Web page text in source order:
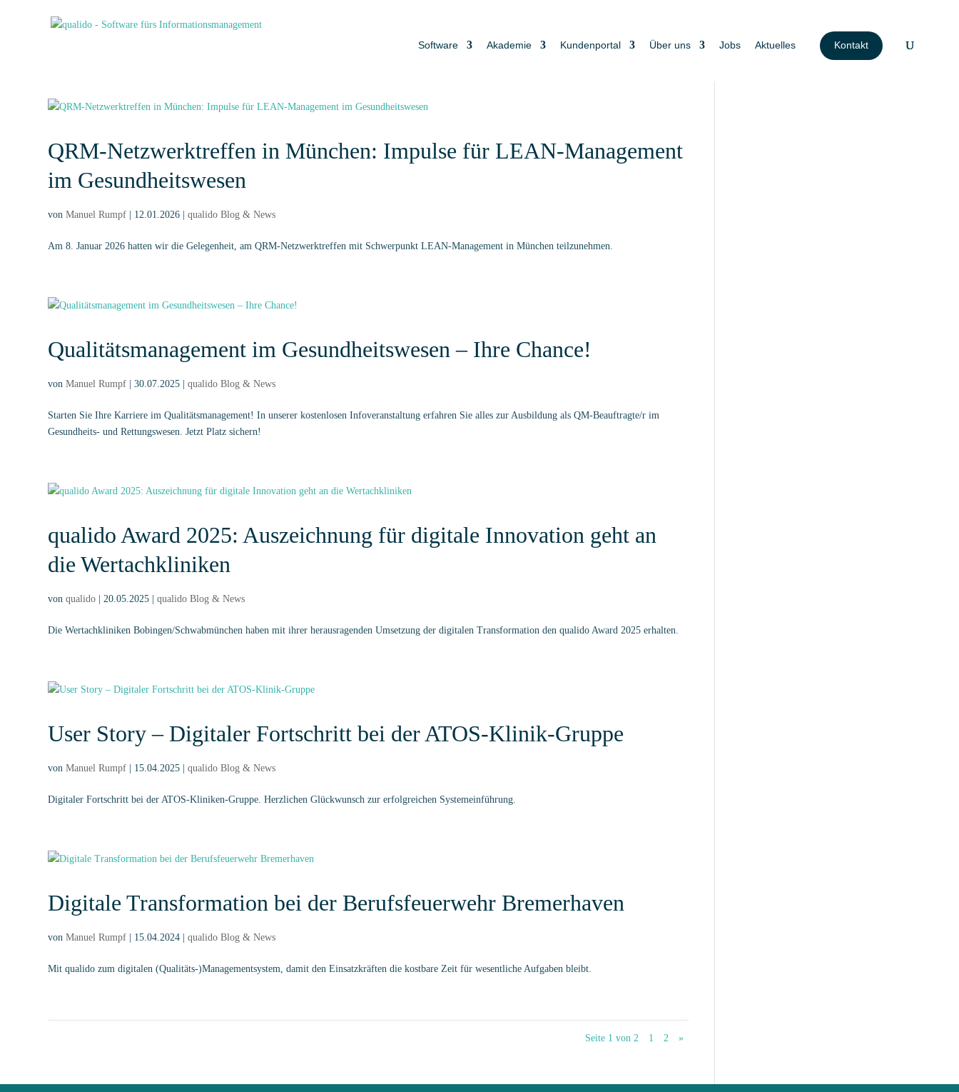
Software Akademie Kundenportal Über uns Jobs Aktuelles Kontakt
QRM-Netzwerktreffen in München: Impulse für LEAN-Management
im Gesundheitswesen
vonManuel Rumpf 12.01.2026 |qualido Blog & News
Am 8. Januar 2026 hatten wir die Gelegenheit, am QRM-Netzwerktreffen mit Schwerpunkt LEAN-Management in München teilzunehmen.
Qualitätsmanagement im Gesundheitswesen – Ihre Chance!
vonManuel Rumpf |30.07.2025 |qualido Blog & News
Starten Sie Ihre Karriere im Qualitätsmanagement! In unserer kostenlosen Infoveranstaltung erfahren Sie alles zur Ausbildung als QM-Beauftragte/r im
Gesundheits- und Rettungswesen. Jetzt Platz sichern!
qualido Award 2025: Auszeichnung für digitale Innovation geht an
die Wertachkliniken
vonqualido |20.05.2025 |qualido Blog & News
Die Wertachkliniken Bobingen/Schwabmünchen haben mit ihrer herausragenden Umsetzung der digitalen Transformation den qualido Award 2025 erhalten.
User Story – Digitaler Fortschritt bei der ATOS-Klinik-Gruppe
vonManuel Rumpf 15.04.2025 |qualido Blog & News
Digitaler Fortschritt bei der ATOS-Kliniken-Gruppe. Herzlichen Glückwunsch zur erfolgreichen Systemeinführung.
Digitale Transformation bei der Berufsfeuerwehr Bremerhaven
vonManuel Rumpf 15.04.2024 |qualido Blog & News
Mit qualido zum digitalen (Qualitäts-)Managementsystem, damit den Einsatzkräften die kostbare Zeit für wesentliche Aufgaben bleibt.
Seite 1 von 2 1 2 »